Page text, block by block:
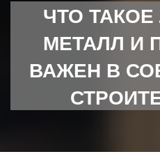
ЧТО
МЕТАЛЛ И
ВАЖЕН В